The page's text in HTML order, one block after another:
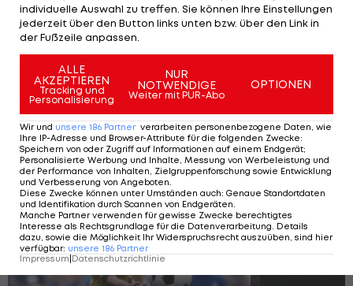
WM 2026: Die aktuelle
FIFA WM
Bilder: Das waren die WM-Bälle seit 1970
SLIDESHOW
STARTEN
individuelle Auswahl zu treffen. Sie können Ihre Einstellungen
jederzeit über den Button links unten bzw. über den Link in
der Fußzeile anpassen.
ALLE
AKZEPTIEREN
Tracking und
Personalisierung
NUR
NOTWENDIGE
Weiter mit PUR-Abo
OPTIONEN
Wir und unsere 186 Partner verarbeiten personenbezogene Daten, wie
Ihre IP-Adresse und Browser-Attribute für die folgenden Zwecke:
Speichern von oder Zugriff auf Informationen auf einem Endgerät;
Personalisierte Werbung und Inhalte, Messung von Werbeleistung und
der Performance von Inhalten, Zielgruppenforschung sowie Entwicklung
und Verbesserung von Angeboten.
Diese Zwecke können unter Umständen auch: Genaue Standortdaten
und Identifikation durch Scannen von Endgeräten.
Manche Partner verwenden für gewisse Zwecke berechtigtes
Interesse als Rechtsgrundlage für die Datenverarbeitung. Details
dazu, sowie die Möglichkeit Ihr Widerspruchsrecht auszuüben, sind hier
verfügbar: unsere 186 Partner
Impressum Datenschutzrichtlinie